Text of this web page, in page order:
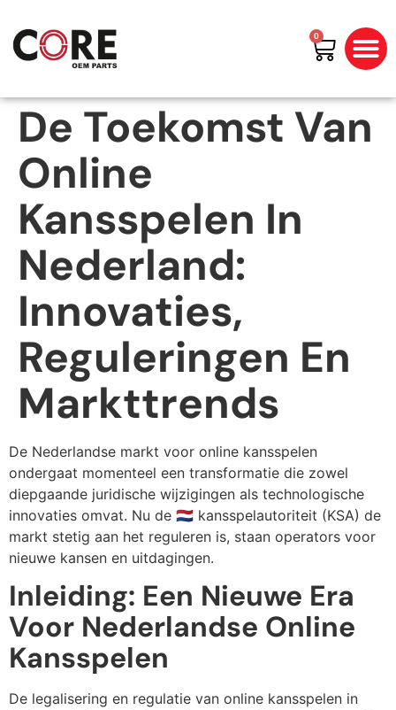
0
De Toekomst Van
Online
Kansspelen In
Nederland:
Innovaties,
Reguleringen En
Markttrends
De Nederlandse markt voor online kansspelen
ondergaat momenteel een transformatie die zowel
diepgaande juridische wijzigingen als technologische
innovaties omvat. Nu de 🇳🇱 kansspelautoriteit (KSA) de
markt stetig aan het reguleren is, staan operators voor
nieuwe kansen en uitdagingen.
Inleiding: Een Nieuwe Era
Voor Nederlandse Online
Kansspelen
De legalisering en regulatie van online kansspelen in